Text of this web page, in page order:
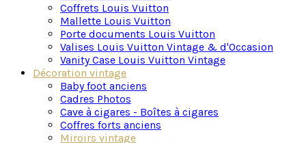
intérieur. Ils sont disponibles dans différents styles
et formats, de la classique glace ovale en bois à la
glace rectangulaire en métal.
Variété de matériaux et styles : Du laiton au verre de
De plus, nos miroirs vintage sont disponibles dans
une variété de couleurs et de matériaux. Vous
trouverez des miroirs en bois, en laiton, en plastique,
en verre et même en cuivre. Vous pourrez également
choisir entre des couleurs plus classiques comme le
Coffrets Louis Vuitton
Mallette Louis Vuitton
Porte documents Louis Vuitton
Valises Louis Vuitton Vintage & d'Occasion
Vanity Case Louis Vuitton Vintage
Décoration vintage
Baby foot anciens
Cadres Photos
Cave à cigares - Boîtes à cigares
Coffres forts anciens
Miroirs vintage